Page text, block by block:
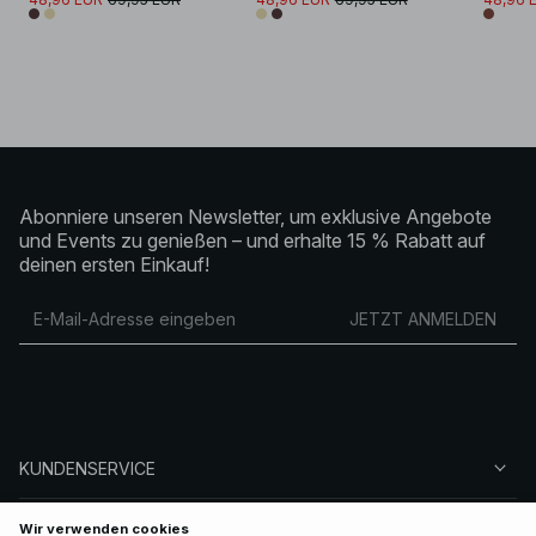
Abonniere unseren Newsletter, um exklusive Angebote
und Events zu genießen – und erhalte 15 % Rabatt auf
deinen ersten Einkauf!
JETZT ANMELDEN
KUNDENSERVICE
ÜBER NA-KD